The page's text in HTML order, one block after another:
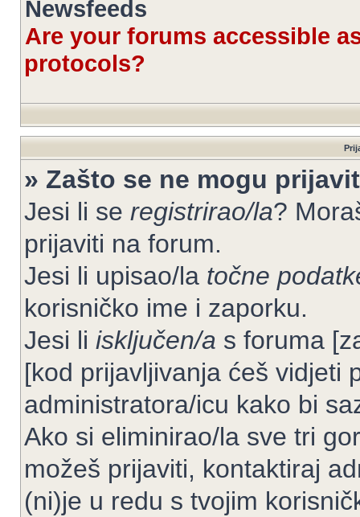
Newsfeeds
Are your forums accessible
protocols?
» Zašto se ne mogu
Jesi li se registrirao/la?
prijaviti na forum.
Jesi li upisao/la točne
korisničko ime i zaporku.
Jesi li isključen/a s foruma
[kod prijavljivanja ćeš vidjeti
administratora/icu kako bi
Ako si eliminirao/la sve tri
možeš prijaviti, kontaktiraj
(ni)je u redu s tvojim